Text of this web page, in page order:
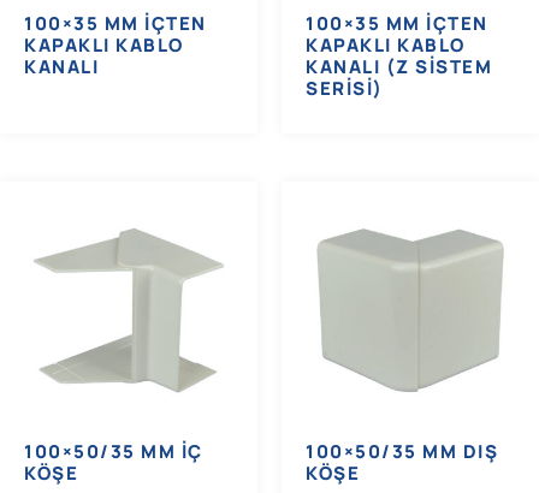
100×35 MM İÇTEN
KAPAKLI KABLO
KANALI
100×35 MM İÇTEN
KAPAKLI KABLO
KANALI (Z SISTEM
SERISI)
100×50/35 MM İÇ
KÖŞE
100×50/35 MM DIŞ
KÖŞE